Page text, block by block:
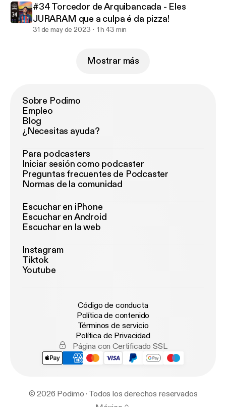
#34 Torcedor de Arquibancada - Eles
JURARAM que a culpa é da pizza!
31 de may de 2023 1 h 43 min
Mostrar más
Sobre Podimo
Empleo
Blog
¿Necesitas ayuda?
Para podcasters
Iniciar sesión como podcaster
Preguntas frecuentes de Podcaster
Normas de la comunidad
Escuchar en iPhone
Escuchar en Android
Escuchar en la web
Instagram
Tiktok
Youtube
Código de conducta
Política de contenido
Términos de servicio
Política de Privacidad
Página con Certificado SSL
© 2026 Podimo · Todos los derechos reservados